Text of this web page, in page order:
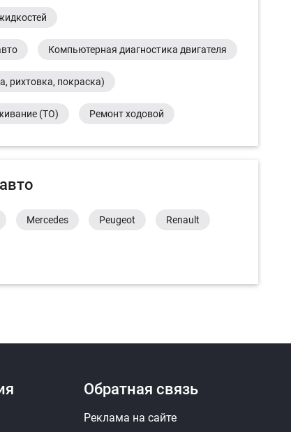
Компьютерная диагностика двигателя
рихтовка, покраска)
(ТО) Ремонт ходовой
Mercedes Peugeot Renault
Обратная связь
Реклама на сайте